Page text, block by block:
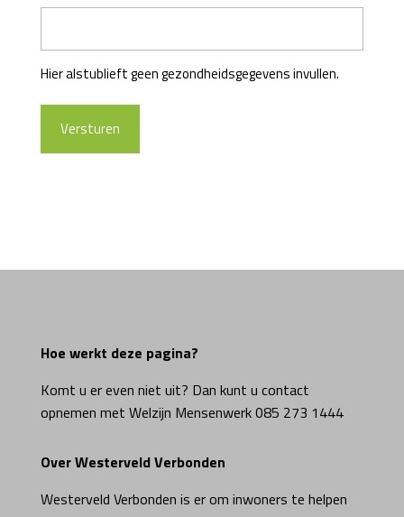
Hier alstublieft geen gezondheidsgegevens invullen.
Hoe werkt deze pagina?
Komt u er even niet uit? Dan kunt u contact
opnemen met Welzijn Mensenwerk 085 273 1444
Over Westerveld Verbonden
Westerveld Verbonden is er om inwoners te helpen